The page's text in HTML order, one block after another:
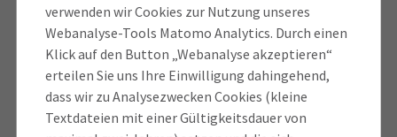
verwenden wir Cookies zur Nutzung unseres
Webanalyse-Tools Matomo Analytics. Durch einen
Klick auf den Button „Webanalyse akzeptieren“
erteilen Sie uns Ihre Einwilligung dahingehend,
dass wir zu Analysezwecken Cookies (kleine
Textdateien mit einer Gültigkeitsdauer von
aushalten. Dazu kommen neue Begriffe wie
Datenschutz-Folgenabschätzung. Die klingen
bedrohlich, weil wir noch wenig Erfahrung damit
haben.
Wie vertragen sich Google und Facebook mit der